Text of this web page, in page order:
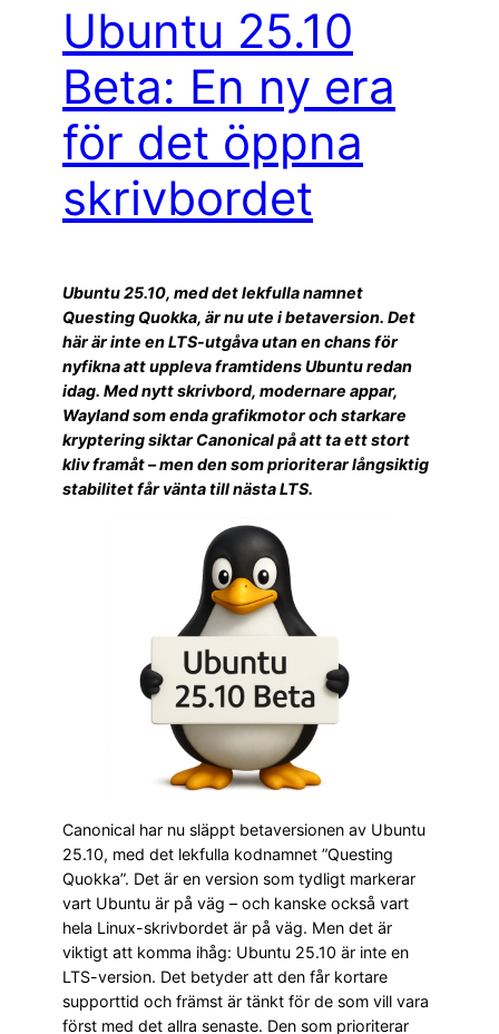
Ubuntu 25.10
Beta: En ny era
för det öppna
skrivbordet
Ubuntu 25.10, med det lekfulla namnet
Questing Quokka, är nu ute i betaversion. Det
här är inte en LTS-utgåva utan en chans för
nyfikna att uppleva framtidens Ubuntu redan
idag. Med nytt skrivbord, modernare appar,
Wayland som enda grafikmotor och starkare
kryptering siktar Canonical på att ta ett stort
kliv framåt – men den som prioriterar långsiktig
stabilitet får vänta till nästa LTS.
Canonical har nu släppt betaversionen av Ubuntu
25.10, med det lekfulla kodnamnet ”Questing
Quokka”. Det är en version som tydligt markerar
vart Ubuntu är på väg – och kanske också vart
hela Linux-skrivbordet är på väg. Men det är
viktigt att komma ihåg: Ubuntu 25.10 är inte en
LTS-version. Det betyder att den får kortare
supporttid och främst är tänkt för de som vill vara
först med det allra senaste. Den som prioriterar